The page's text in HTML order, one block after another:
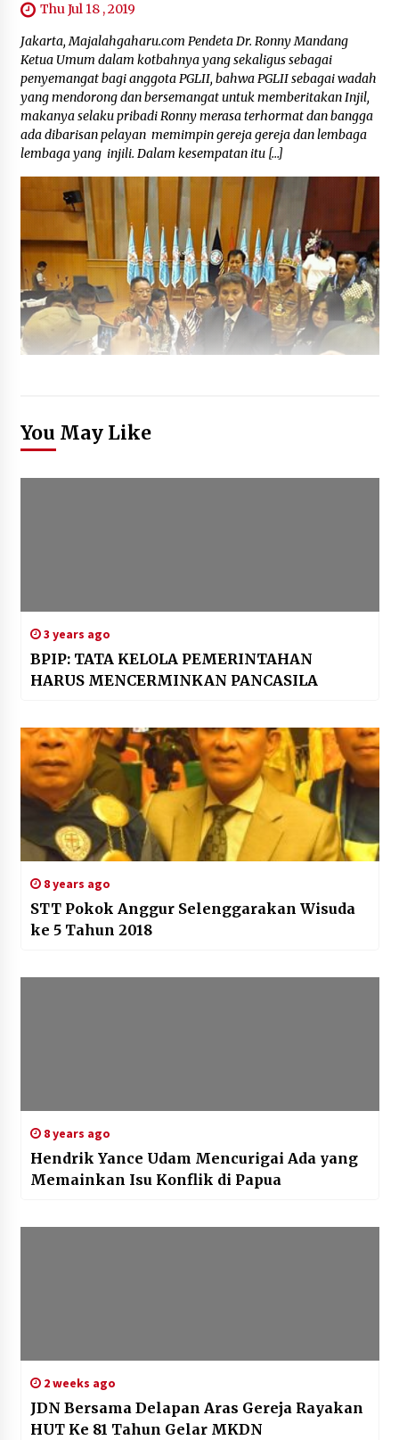
Thu Jul 18 , 2019
Jakarta, Majalahgaharu.com Pendeta Dr. Ronny Mandang
Ketua Umum dalam kotbahnya yang sekaligus sebagai
penyemangat bagi anggota PGLII, bahwa PGLII sebagai wadah
yang mendorong dan bersemangat untuk memberitakan Injil,
makanya selaku pribadi Ronny merasa terhormat dan bangga
ada dibarisan pelayan memimpin gereja gereja dan lembaga
lembaga yang injili. Dalam kesempatan itu […]
You May Like
3 years ago
BPIP: TATA KELOLA PEMERINTAHAN
HARUS MENCERMINKAN PANCASILA
8 years ago
STT Pokok Anggur Selenggarakan Wisuda
ke 5 Tahun 2018
8 years ago
Hendrik Yance Udam Mencurigai Ada yang
Memainkan Isu Konflik di Papua
2 weeks ago
JDN Bersama Delapan Aras Gereja Rayakan
HUT Ke 81 Tahun Gelar MKDN